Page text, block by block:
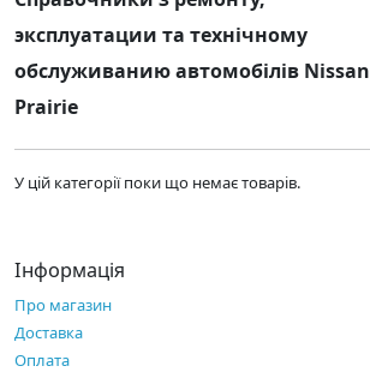
эксплуатации та технічному
обслуживанию автомобілів Nissan
Prairie
У цій категорії поки що немає товарів.
Інформація
Про магазин
Доставка
Оплата